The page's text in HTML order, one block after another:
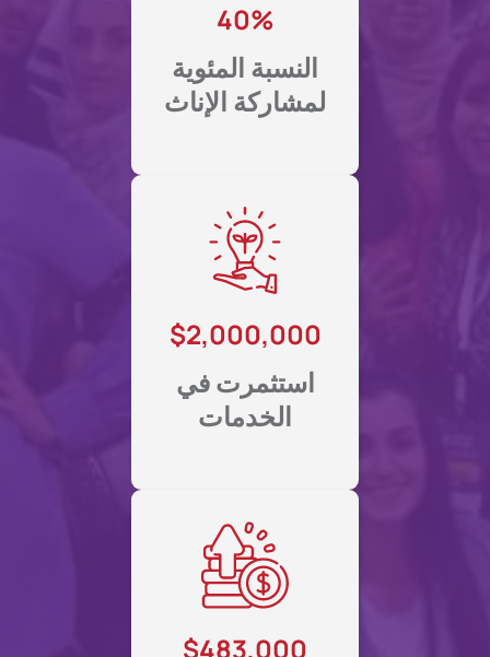
40%
النسبة المئوية
لمشاركة الإناث
$2,000,000
استثمرت في
الخدمات
$483,000